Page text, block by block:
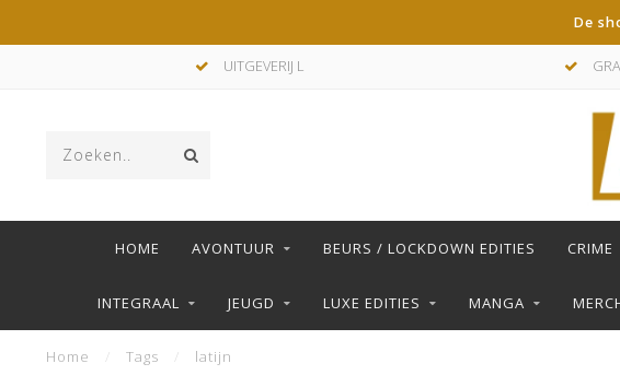
De
UITGEVERIJ L
HOME AVONTUUR BEURS / LOCKDOWN EDITIES CRIME
INTEGRAAL JEUGD LUXE EDITIES MANGA
Home Tags latijn